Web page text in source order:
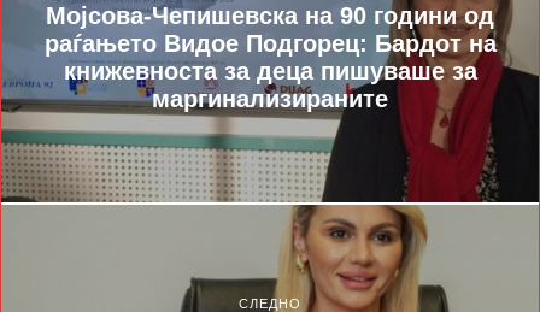
Mojсова-Чепишевска на 90 години од
раѓањето Видое Подгорец: Бардот на
книжевноста за деца пишуваше за
маргинализираните
СЛЕДНО